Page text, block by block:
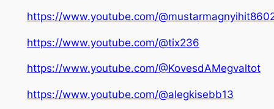
https://www.youtube.com/
https://www.youtube.com/@tix236
https://www.youtube.com/@KovesdAMegvaltot
https://www.youtube.com/@alegkisebb13